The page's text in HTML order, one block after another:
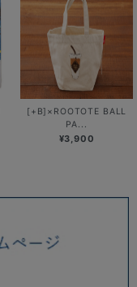
[+B]×ROOTOTE BALL
PA...
¥3,900